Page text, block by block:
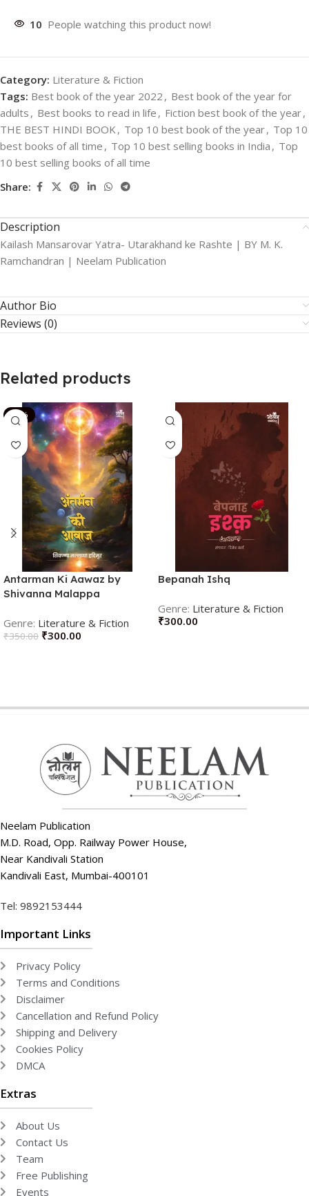
10 People watching this product now!
Category: Literature & Fiction
Tags: Best book of the year 2022 , Best book of the year for
adults , Best books to read in life , Fiction best book of the year,
THE BEST HINDI BOOK , Top 10 best book of the year, Top 10
best books of all time , Top 10 best selling books in India , Top
10 best selling books of all time
Share:
Description
Kailash Mansarovar Yatra- Utarakhand ke Rashte | BY M. K.
Ramchandran | Neelam Publication
Author Bio
Reviews (0)
Related products
-14%
Antarman Ki Aawaz by
Shivanna Malappa
Literature & Fiction
₹350.00 ₹300.00
Bepanah Ishq
Literature & Fiction
₹300.00
Neelam Publication
M.D. Road, Opp. Railway Power House,
Near Kandivali Station
Kandivali East, Mumbai-400101
Tel: 9892153444
Important Links
Privacy Policy
Terms and Conditions
Disclaimer
Cancellation and Refund Policy
Shipping and Delivery
Cookies Policy
DMCA
Extras
About Us
Contact Us
Team
Free Publishing
Events